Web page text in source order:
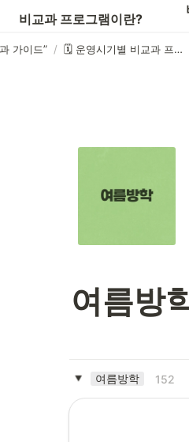
비교과 프로그램이란?
가이드” / 🗓️ 운영시기별 비교과 프로그램
여름방
여름방학 152